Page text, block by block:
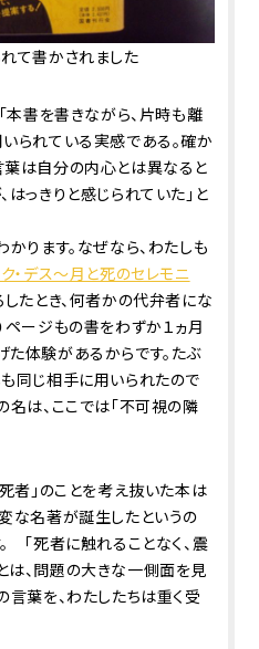
て書かされました
本書を書きながら、片時も離
られている実感である。確か
葉は自分の内心とは異なると
っきりと感じられていた」と
ります。なぜなら、わたしも
ク・デス～月と死のセレモニ
したとき、何者かの代弁者にな
ページもの書をわずか１ヵ月
体験があるからです。たぶ
同じ相手に用いられたので
名は、ここでは「不可視の隣
者」のことを考え抜いた本は
な名著が誕生したというの
「死者に触れることなく、震
、問題の大きな一側面を見
言葉を、わたしたちは重く受